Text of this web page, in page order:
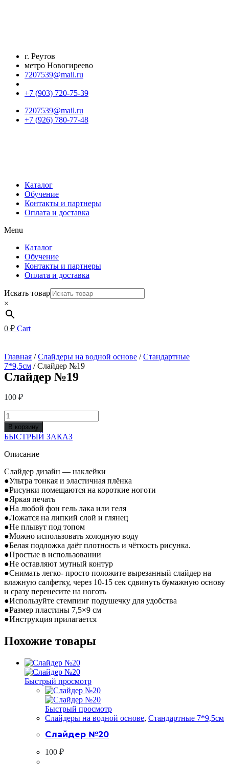
г. Реутов
метро Новогиреево
7207539@mail.ru
+7 (903) 720-75-39
7207539@mail.ru
+7 (926) 780-77-48
Каталог
Обучение
Контакты и партнеры
Оплата и доставка
Menu
Каталог
Обучение
Контакты и партнеры
Оплата и доставка
Искать товар
×
0 ₽ Cart
Главная /Слайдеры на водной основе /Стандартные
7*9,5см / Слайдер №19
Слайдер №19
100 ₽
Количество
товара
Слайдер
№19
В корзину
БЫСТРЫЙ ЗАКАЗ
Описание
Слайдер дизайн — наклейки
●Ультра тонкая и эластичная плёнка
●Рисунки помещаются на короткие ноготи
●Яркая печать
●На любой фон гель лака или геля
●Ложатся на липкий слой и глянец
●Не плывут под топом
●Можно использовать холодную воду
●Белая подложка даёт плотность и чёткость рисунка.
●Простые в использовании
●Не оставляют мутный контур
●Снимать легко- просто положите вырезанный слайдер на
влажную салфетку, через 10-15 сек сдвинуть бумажную основу
и сразу перенесите на ноготь
●Используйте стемпинг подушечку для удобства
●Размер пластины 7,5×9 см
●Инструкция прилагается
Похожие товары
Быстрый просмотр
Быстрый просмотр
Слайдеры на водной основе, Стандартные 7*9,5см
Слайдер №20
100 ₽